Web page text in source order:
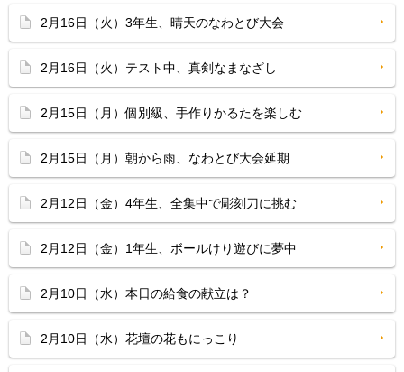
2月16日（火）3年生、晴天のなわとび大会
2月16日（火）テスト中、真剣なまなざし
2月15日（月）個別級、手作りかるたを楽しむ
2月15日（月）朝から雨、なわとび大会延期
2月12日（金）4年生、全集中で彫刻刀に挑む
2月12日（金）1年生、ボールけり遊びに夢中
2月10日（水）本日の給食の献立は？
2月10日（水）花壇の花もにっこり